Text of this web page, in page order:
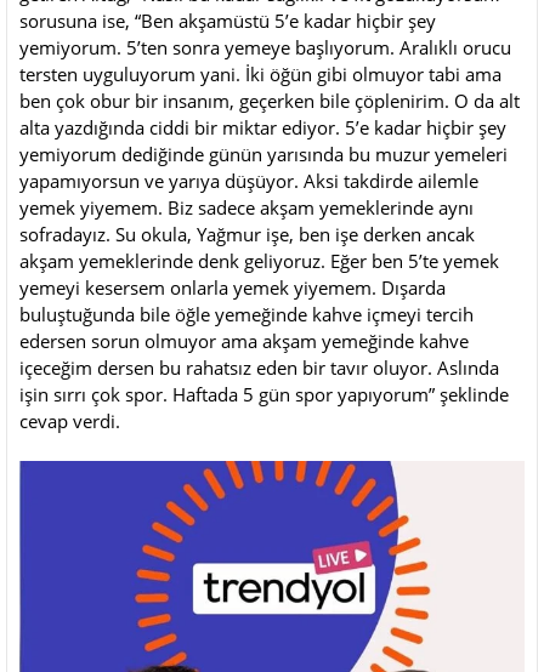
sorusuna ise, “Ben akşamüstü 5’e kadar hiçbir şey
yemiyorum. 5’ten sonra yemeye başlıyorum. Aralıklı orucu
tersten uyguluyorum yani. İki öğün gibi olmuyor tabi ama
ben çok obur bir insanım, geçerken bile çöplenirim. O da alt
alta yazdığında ciddi bir miktar ediyor. 5’e kadar hiçbir şey
yemiyorum dediğinde günün yarısında bu muzur yemeleri
yapamıyorsun ve yarıya düşüyor. Aksi takdirde ailemle
yemek yiyemem. Biz sadece akşam yemeklerinde aynı
sofradayız. Su okula, Yağmur işe, ben işe derken ancak
akşam yemeklerinde denk geliyoruz. Eğer ben 5’te yemek
yemeyi kesersem onlarla yemek yiyemem. Dışarda
buluştuğunda bile öğle yemeğinde kahve içmeyi tercih
edersen sorun olmuyor ama akşam yemeğinde kahve
içeceğim dersen bu rahatsız eden bir tavır oluyor. Aslında
işin sırrı çok spor. Haftada 5 gün spor yapıyorum” şeklinde
cevap verdi.